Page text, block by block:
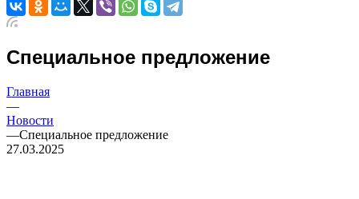
Cпециальное предложение
Главная
—
Новости
—Cпециальное предложение
27.03.2025